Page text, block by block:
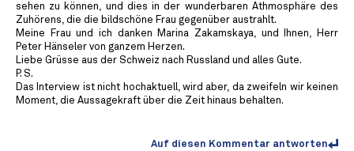
sehen zu können, und dies in der wunderbaren Athmosphäre des
Zuhörens, die die bildschöne Frau gegenüber austrahlt.
Meine Frau und ich danken Marina Zakamskaya, und Ihnen, Herr
Peter Hänseler von ganzem Herzen.
Liebe Grüsse aus der Schweiz nach Russland und alles Gute.
P. S.
Das Interview ist nicht hochaktuell, wird aber, da zweifeln wir keinen
Moment, die Aussagekraft über die Zeit hinaus behalten.
Auf diesen Kommentar antworten